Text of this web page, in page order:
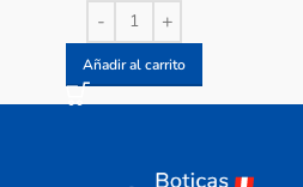
Añadir al carrito